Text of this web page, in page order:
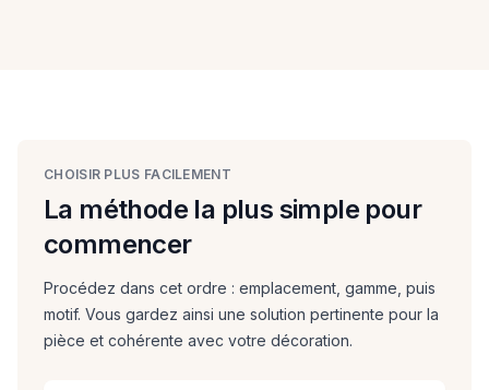
CHOISIR PLUS FACILEMENT
La méthode la plus simple pour
commencer
Procédez dans cet ordre : emplacement, gamme, puis
motif. Vous gardez ainsi une solution pertinente pour la
pièce et cohérente avec votre décoration.